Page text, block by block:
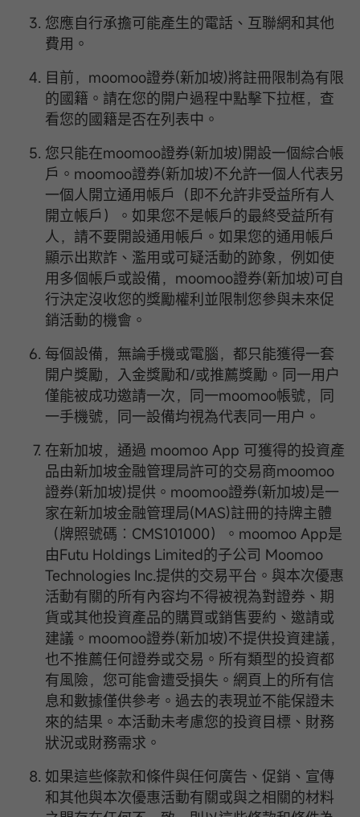
您應自行承擔可能產生的電話、互聯網和其他
費用。
目前，moomoo證券(新加坡)將註冊限制為有限
的國籍。請在您的開户過程中點擊下拉框，查
看您的國籍是否在列表中。
您只能在moomoo證券(新加坡)開設一個綜合帳
戶。moomoo證券(新加坡)不允許一個人代表另
一個人開立通用帳戶（即不允許非受益所有人
開立帳戶）。如果您不是帳戶的最終受益所有
人，請不要開設通用帳戶。如果您的通用帳戶
顯示出欺詐、濫用或可疑活動的跡象，例如使
用多個帳戶或設備，moomoo證券(新加坡)可自
行決定沒收您的獎勵權利並限制您參與未來促
銷活動的機會。
每個設備，無論手機或電腦，都只能獲得一套
開户獎勵，入金獎勵和/或推薦獎勵。同一用户
僅能被成功邀請一次，同一moomoo帳號，同
一手機號，同一設備均視為代表同一用户。
在新加坡，通過 moomoo App 可獲得的投資產
品由新加坡金融管理局許可的交易商moomoo
證券(新加坡)提供。moomoo證券(新加坡)是一
家在新加坡金融管理局(MAS)註冊的持牌主體
（牌照號碼︰CMS101000）。moomoo App是
由Futu Holdings Limited的子公司 Moomoo
Technologies Inc.提供的交易平台。與本次優惠
活動有關的所有內容均不得被視為對證券、期
貨或其他投資產品的購買或銷售要約、邀請或
建議。moomoo證券(新加坡)不提供投資建議，
也不推薦任何證券或交易。所有類型的投資都
有風險，您可能會遭受損失。網頁上的所有信
息和數據僅供參考。過去的表現並不能保證未
來的結果。本活動未考慮您的投資目標、財務
狀況或財務需求。
如果這些條款和條件與任何廣告、促銷、宣傳
和其他與本次優惠活動有關或與之相關的材料